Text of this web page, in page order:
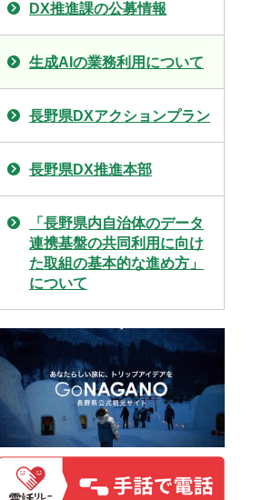
DX推進課の公募情報
生成AIの業務利用について
長野県DXアクションプラン
長野県DX推進本部
「長野県内自治体のデータ
連携基盤の共同利用に向け
た取組の基本的な進め方」
について